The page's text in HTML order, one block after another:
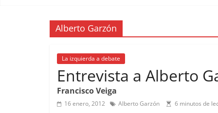
Alberto Garzón
La izquierda a debate
Entrevista a Alberto
Francisco Veiga
16 enero, 2012 Alberto Garzón 6 minutos de